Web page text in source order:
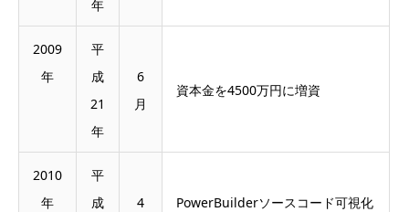
年
2009
年
平
成
21
年
6
月
資本金を4500万円に増資
2010
年
平
成
4
PowerBuilderソースコード可視化